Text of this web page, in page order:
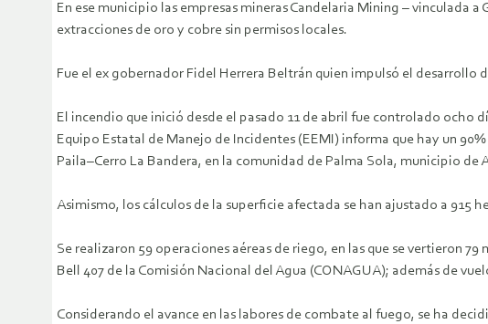
En ese municipio las empresas mineras Candelaria Mining – vinculada
extracciones de oro y cobre sin permisos locales.
Fue el ex gobernador Fidel Herrera Beltrán quien impulsó el desarrollo
El incendio que inició desde el pasado 11 de abril fue controlado ocho
Equipo Estatal de Manejo de Incidentes (EEMI) informa que hay un
Paila–Cerro La Bandera, en la comunidad de Palma Sola, municipio de
Asimismo, los cálculos de la superficie afectada se han ajustado a 915
Se realizaron 59 operaciones aéreas de riego, en las que se vertieron
Bell 407 de la Comisión Nacional del Agua (CONAGUA); además de
Considerando el avance en las labores de combate al fuego, se ha